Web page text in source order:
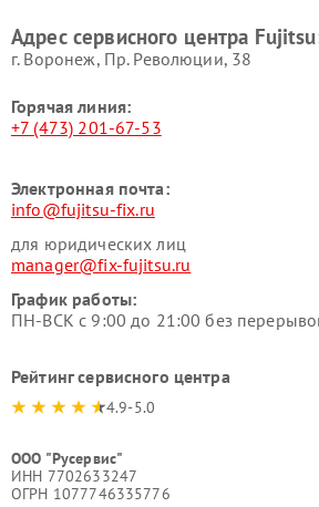
Адрес сервисного центра
г. Воронеж, Пр. Революции, 38
Горячая линия:
+7 (473) 201-67-53
Электронная почта:
info@fujitsu-fix.ru
для юридических лиц
manager@fix-fujitsu.ru
График работы:
ПН-ВСК с 9:00 до 21:00 без
Рейтинг сервисного центра
4.9-5.0
ООО "Русервис"
ИНН 7702633247
ОГРН 1077746335776